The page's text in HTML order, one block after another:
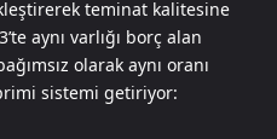
teminat kalitesine
aynı varlığı borç alan
olarak aynı oranı
sistemi getiriyor: